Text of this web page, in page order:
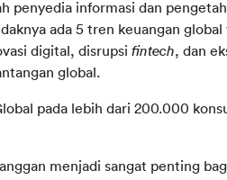
penyedia informasi dan
ada 5 tren keuangan
digital, disrupsi fintech, dan
global.
pada lebih dari 200.000
menjadi sangat penting